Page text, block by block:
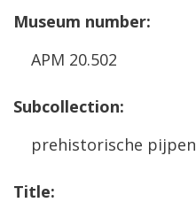
Museum number:
APM 20.502
Subcollection:
prehistorische pijpen
Title: